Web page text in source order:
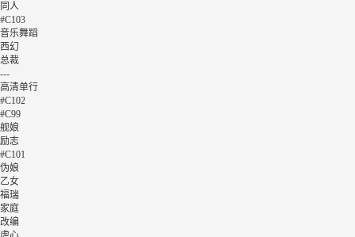
同人
#C103
音乐舞蹈
西幻
总裁
---
高清单行
#C102
#C99
舰娘
励志
#C101
伪娘
乙女
福瑞
家庭
改编